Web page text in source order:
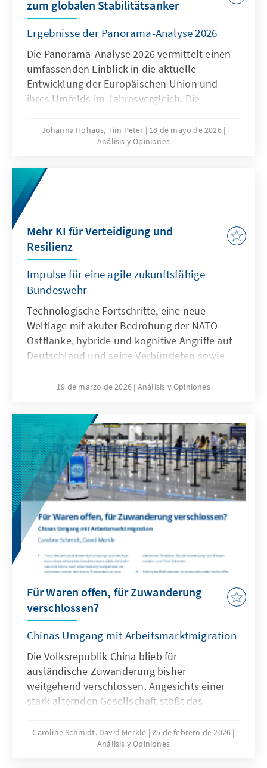
zum globalen Stabilitätsanker
Ergebnisse der Panorama-Analyse 2026
Die Panorama-Analyse 2026 vermittelt einen
umfassenden Einblick in die aktuelle
Entwicklung der Europäischen Union und
ihres Umfelds im Jahresvergleich. Die
multithematische Standortbestimmung in
den Bereichen Innovation und
Ausrichtung der Mitgliedstaaten und Globales
Umfeld. Durch die Verwendung qualitativer
und quantitativer Indikatoren gibt sie
Entwicklungen.
Johanna Hohaus, Tim Peter
18 de mayo de 2026
Análisis y Opiniones
Mehr KI für Verteidigung und
Resilienz
Impulse für eine agile zukunftsfähige
Bundeswehr
Technologische Fortschritte, eine neue
Weltlage mit akuter Bedrohung der NATO-
Ostflanke, hybride und kognitive Angriffe auf
Deutschland und seine Verbündeten sowie
stellen die Bundeswehr vor neue
aber nicht nur Treiber bei diesen
Entwicklungen, sondern zugleich eine
Antwort. Dafür bedarf es einer KI-Strategie,
die wesentliche Herausforderungen gezielt
adressiert und die Möglichkeiten von KI nach
ethischen Richtlinien aktiv nutzt, um effizient
abschrecken zu können.
19 de marzo de 2026 Análisis y Opiniones
Für Waren offen, für Zuwanderung
verschlossen?
Chinas Umgang mit Arbeitsmarktmigration
Die Volksrepublik China blieb für
ausländische Zuwanderung bisher
weitgehend verschlossen. Angesichts einer
stark alternden Gesellschaft stößt das
seine Grenzen, was die gezielte Anwerbung
ausländischer Fach- und Arbeitskräfte auf
Caroline Schmidt, David Merkle 25 de febrero de 2026
Análisis y Opiniones